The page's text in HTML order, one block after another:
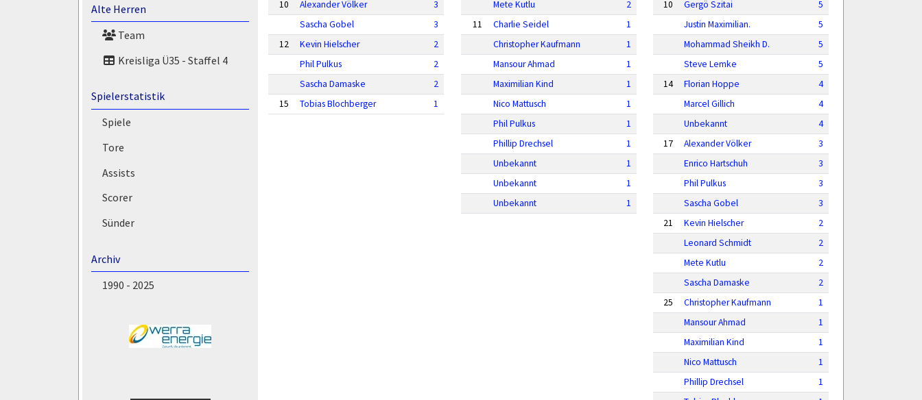
Alte Herren
Team
Kreisliga Ü35 - Staffel 4
Spielerstatistik
Spiele
Tore
Assists
Scorer
Sünder
Archiv
1990 - 2025
10
Alexander Völker
3
Sascha Gobel
3
12
Kevin Hielscher
2
Phil Pulkus
2
Sascha Damaske
2
15
Tobias Blochberger 1
Mete Kutlu
2
11
Charlie Seidel
1
Christopher Kaufmann
1
Mansour Ahmad
1
Maximilian Kind
1
Nico Mattusch
1
Phil Pulkus
1
Phillip Drechsel
1
Unbekannt
1
Unbekannt
1
Unbekannt
1
10
Gergö Szitai
5
Justin Maximilian.
5
Mohammad Sheikh D.
5
Steve Lemke
5
14
Florian Hoppe
4
Marcel Gillich
4
Unbekannt
4
17
Alexander Völker
3
Enrico Hartschuh
3
Phil Pulkus
3
Sascha Gobel
3
21
Kevin Hielscher
2
Leonard Schmidt
2
Mete Kutlu
2
Sascha Damaske
2
25
Christopher Kaufmann
1
Mansour Ahmad
1
Maximilian Kind
1
Nico Mattusch
1
Phillip Drechsel
1